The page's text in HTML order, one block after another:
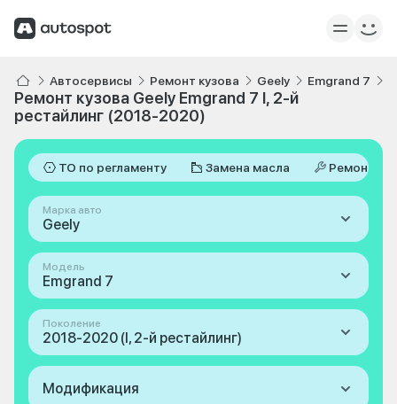
Автосервисы Ремонт кузова Geely Emgrand 7
Ремонт кузова Geely Emgrand 7 I, 2-й
рестайлинг (2018-2020)
ТО по регламенту Замена масла Ремонт
Марка авто
Geely
Модель
Emgrand 7
Поколение
2018-2020 (I, 2-й рестайлинг)
Модификация